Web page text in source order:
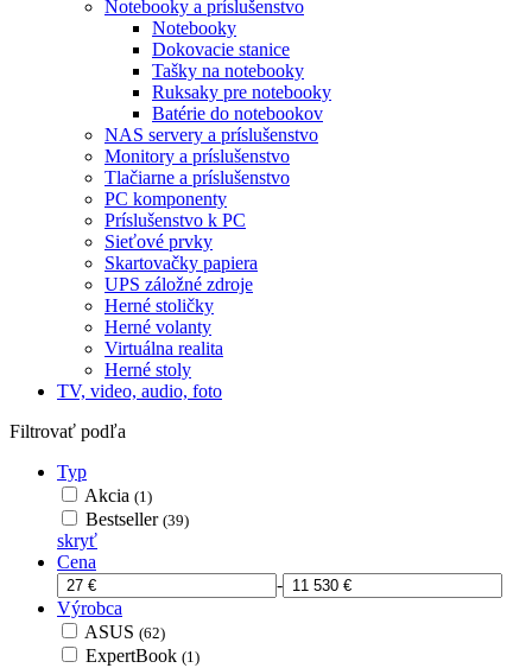
Notebooky a príslušenstvo
Notebooky
Dokovacie stanice
Tašky na notebooky
Ruksaky pre notebooky
Batérie do notebookov
NAS servery a príslušenstvo
Monitory a príslušenstvo
Tlačiarne a príslušenstvo
PC komponenty
Príslušenstvo k PC
Sieťové prvky
Skartovačky papiera
UPS záložné zdroje
Herné stoličky
Herné volanty
Virtuálna realita
Herné stoly
TV, video, audio, foto
Filtrovať podľa
Typ
Akcia (1)
Bestseller (39)
skryť
Cena
-
Výrobca
ASUS (62)
ExpertBook (1)